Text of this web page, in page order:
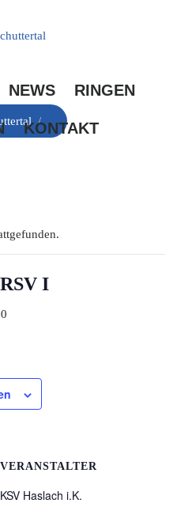
NEWS RINGEN
KONTAKT
/
I
VERANSTALTER
KSV Haslach i.K.